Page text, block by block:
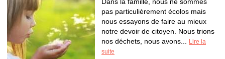
pas particulièrement écolos mais
nous essayons de faire au mieux
notre devoir de citoyen. Nous trions
nos déchets, nous avons...
Lire la
suite